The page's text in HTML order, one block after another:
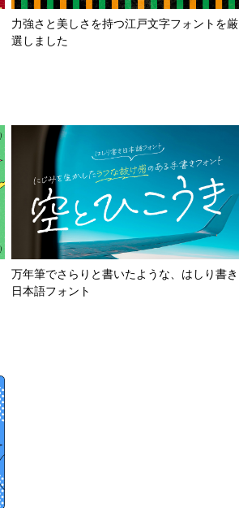
力強さと美しさを持つ江戸文字フォントを厳
選しました
万年筆でさらりと書いたような、はしり書き
日本語フォント